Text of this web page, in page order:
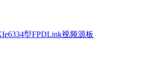
型FPDLink视频源板